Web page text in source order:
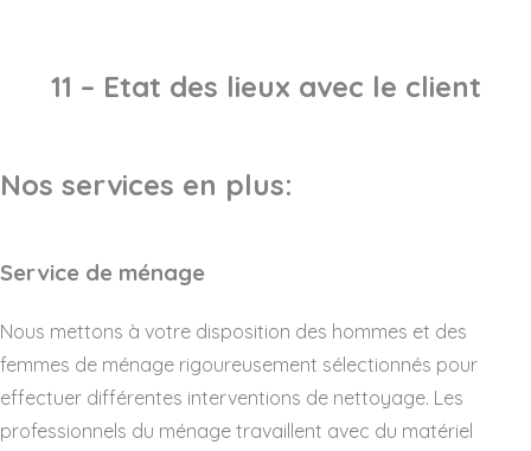
11 – Etat des lieux avec le client
Nos services en plus:
Service de ménage
Nous mettons à votre disposition des hommes et des
femmes de ménage rigoureusement sélectionnés pour
effectuer différentes interventions de nettoyage. Les
professionnels du ménage travaillent avec du matériel